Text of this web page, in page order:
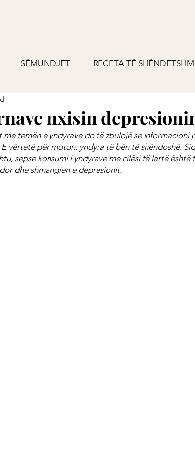
SËMUNDJET RECETA TË
nxisin
me temën e yndyrave do të zbulojë se informacioni
vërtetë për moton: yndyra të bën të shëndoshë.
sepse konsumi i yndyrave me cilësi të lartë është
dhe shmangien e depresionit.